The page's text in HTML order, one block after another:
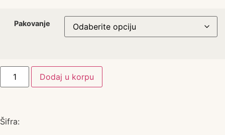
Pakovanje
Dodaj u korpu
Šifra: